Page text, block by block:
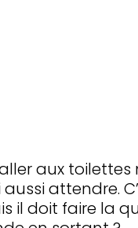
aux toilettes
attendre.
il doit faire la